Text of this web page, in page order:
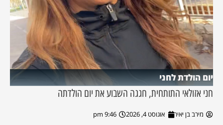
יום הולדת לחני
חני אזולאי התותחית, חגגה השבוע את יום הולדתה
מירב בן יאיר אוגוסט 4, 2026 9:46 pm